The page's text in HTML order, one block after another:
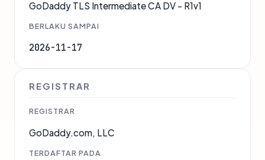
GoDaddy TLS Intermediate CA DV - R1v1
BERLAKU SAMPAI
2026-11-17
REGISTRAR
REGISTRAR
GoDaddy.com, LLC
TERDAFTAR PADA